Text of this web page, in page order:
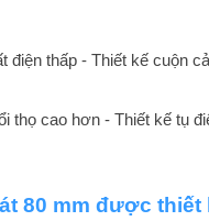
điện thấp - Thiết kế cuộn
thọ cao hơn - Thiết kế tụ
80 mm được thiết